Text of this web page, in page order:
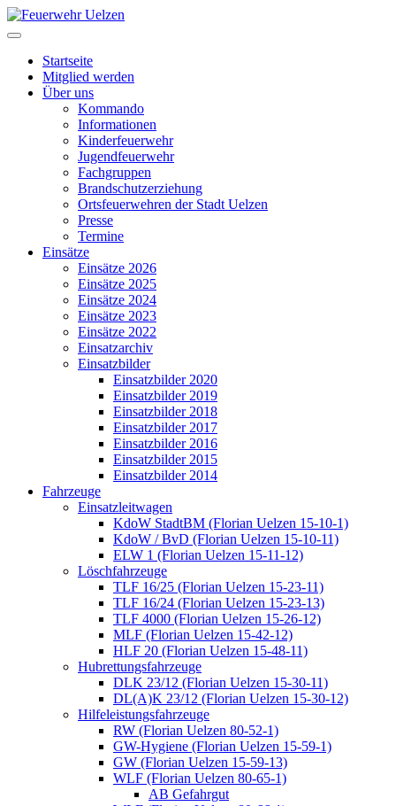
Startseite
Mitglied werden
Über uns
Kommando
Informationen
Kinderfeuerwehr
Jugendfeuerwehr
Fachgruppen
Brandschutzerziehung
Ortsfeuerwehren der Stadt Uelzen
Presse
Termine
Einsätze
Einsätze 2026
Einsätze 2025
Einsätze 2024
Einsätze 2023
Einsätze 2022
Einsatzarchiv
Einsatzbilder
Einsatzbilder 2020
Einsatzbilder 2019
Einsatzbilder 2018
Einsatzbilder 2017
Einsatzbilder 2016
Einsatzbilder 2015
Einsatzbilder 2014
Fahrzeuge
Einsatzleitwagen
KdoW StadtBM (Florian Uelzen 15-10-1)
KdoW / BvD (Florian Uelzen 15-10-11)
ELW 1 (Florian Uelzen 15-11-12)
Löschfahrzeuge
TLF 16/25 (Florian Uelzen 15-23-11)
TLF 16/24 (Florian Uelzen 15-23-13)
TLF 4000 (Florian Uelzen 15-26-12)
MLF (Florian Uelzen 15-42-12)
HLF 20 (Florian Uelzen 15-48-11)
Hubrettungsfahrzeuge
DLK 23/12 (Florian Uelzen 15-30-11)
DL(A)K 23/12 (Florian Uelzen 15-30-12)
Hilfeleistungsfahrzeuge
RW (Florian Uelzen 80-52-1)
GW-Hygiene (Florian Uelzen 15-59-1)
GW (Florian Uelzen 15-59-13)
WLF (Florian Uelzen 80-65-1)
AB Gefahrgut